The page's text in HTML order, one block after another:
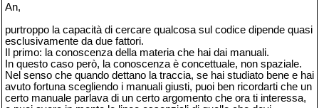
An,
purtroppo la capacità di cercare qualcosa sul codice dipende quasi
esclusivamente da due fattori.
Il primo: la conoscenza della materia che hai dai manuali.
In questo caso però, la conoscenza è concettuale, non spaziale.
Nel senso che quando dettano la traccia, se hai studiato bene e hai
avuto fortuna scegliendo i manuali giusti, puoi ben ricordarti che un
certo manuale parlava di un certo argomento che ora ti interessa,